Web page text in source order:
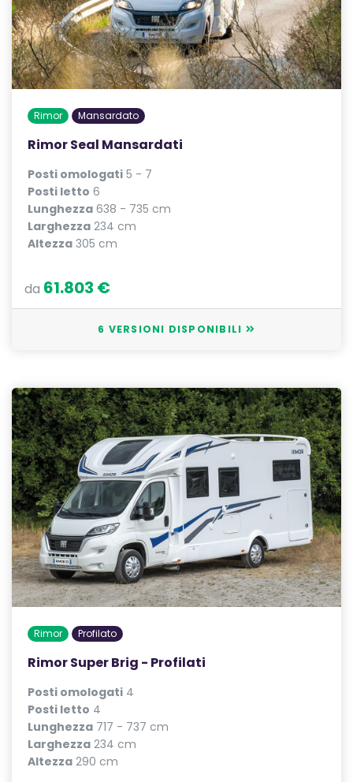
Rimor Mansardato
Rimor Seal Mansardati
Posti omologati 5 - 7
Posti letto 6
Lunghezza 638 - 735 cm
Larghezza 234 cm
Altezza 305 cm
da 61.803 €
6 VERSIONI DISPONIBILI
Rimor Profilato
Rimor Super Brig - Profilati
Posti omologati 4
Posti letto 4
Lunghezza 717 - 737 cm
Larghezza 234 cm
Altezza 290 cm